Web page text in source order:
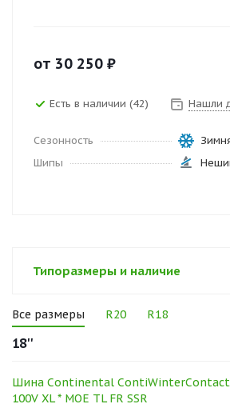
от 30 250 ₽
Есть в наличии (42) Нашли
Сезонность
Шипы
Типоразмеры и наличие
Все размеры R20 R18
18''
Шина Continental ContiWinterContact
100V XL * MOE TL FR SSR